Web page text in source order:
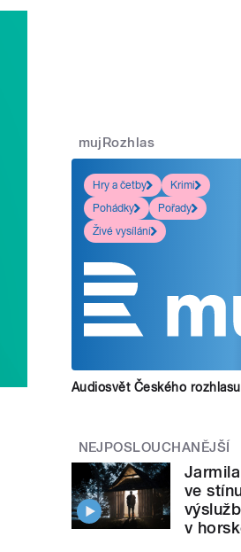
mujRozhlas
Hry a četby
Krimi
Pohádky
Pořady
Živé vysílání
Audiosvět Českého
NEJPOSLOUCHANĚJŠÍ
ve
v